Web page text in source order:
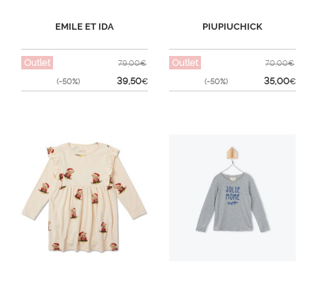
EMILE ET IDA
Outlet
(-50%)
79,00€
39,50€
PIUPIUCHICK
Outlet
(-50%)
70,00€
35,00€